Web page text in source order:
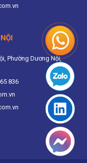
Phường Dương Nội,
836